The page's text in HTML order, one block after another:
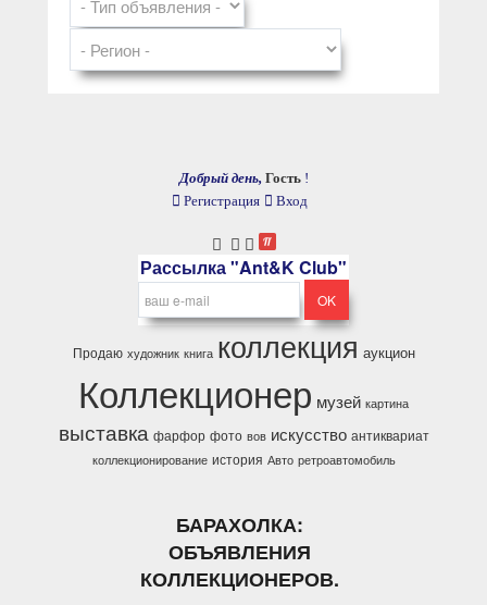
Добрый день, Гость !
Регистрация
Вход
Рассылка "Ant&K Club"
Продаю художник книга коллекция аукцион
Коллекционер музей картина
выставка фарфор фото вов искусство антиквариат
коллекционирование история Авто ретроавтомобиль
БАРАХОЛКА:
ОБЪЯВЛЕНИЯ
КОЛЛЕКЦИОНЕРОВ.